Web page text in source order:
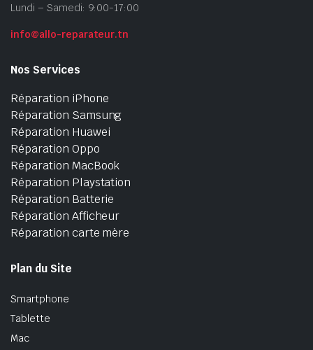
Lundi – Samedi: 9:00-17:00
info@allo-reparateur.tn
Nos Services
Réparation iPhone
Réparation Samsung
Réparation Huawei
Réparation Oppo
Réparation MacBook
Réparation Playstation
Réparation Batterie
Réparation Afficheur
Réparation carte mère
Plan du Site
Smartphone
Tablette
Mac